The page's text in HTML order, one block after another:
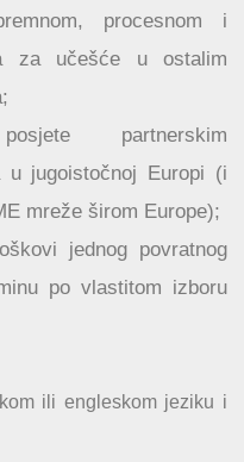
procesnom i
za učešće u ostalim
partnerskim
u jugoistočnoj Europi (i
mreže širom Europe);
jednog povratnog
po vlastitom izboru
ili engleskom jeziku i